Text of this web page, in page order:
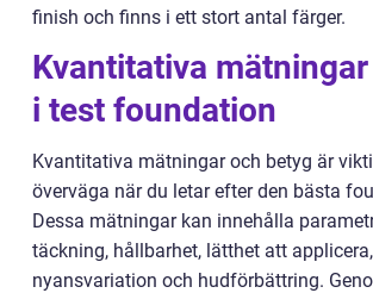
finish och finns i ett stort antal färger.
Kvantitativa
i test foundation
Kvantitativa mätningar och betyg är
överväga när du letar efter den bästa
Dessa mätningar kan innehålla
täckning, hållbarhet, lätthet att applicera,
nyansvariation och hudförbättring.